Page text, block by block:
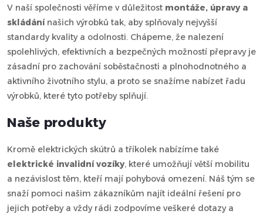
V naší společnosti věříme v důležitost montáže, úpravy a
skládánínašich výrobků tak, aby splňovaly nejvyšší
standardy kvality a odolnosti. Chápeme, že nalezení
spolehlivých, efektivních a bezpečných možností přepravy je
zásadní pro zachování soběstačnosti a plnohodnotného a
aktivního životního stylu, a proto se snažíme nabízet řadu
výrobků, které tyto potřeby splňují.
Naše produkty
Kromě elektrických skútrů a tříkolek nabízíme také
elektrické invalidní vozíky, které umožňují větší mobilitu
a nezávislost těm, kteří mají pohybová omezení. Náš tým se
snaží pomoci našim zákazníkům najít ideální řešení pro
jejich potřeby a vždy rádi zodpovíme veškeré dotazy a